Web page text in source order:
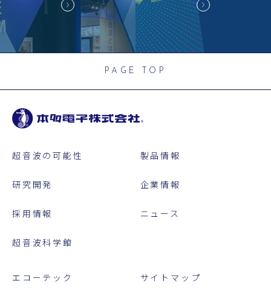
PAGE TOP
超音波の可能性 製品情報
研究開発 企業情報
採用情報 ニュース
超音波科学館
エコーテック サイトマップ